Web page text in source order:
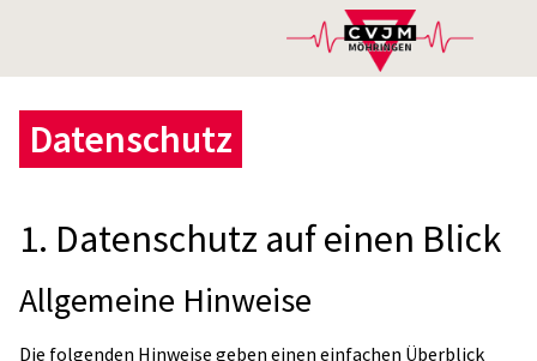
Datenschutz
1. Datenschutz auf einen Blick
Allgemeine Hinweise
Die folgenden Hinweise geben einen einfachen Überblick